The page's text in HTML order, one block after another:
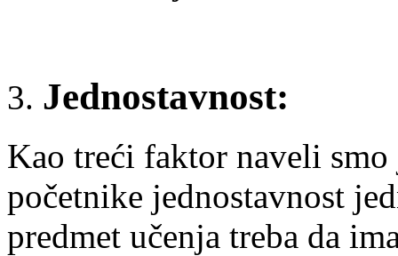
Jednostavnost:
Kao treći faktor naveli smo
početnike jednostavnost
predmet učenja treba da